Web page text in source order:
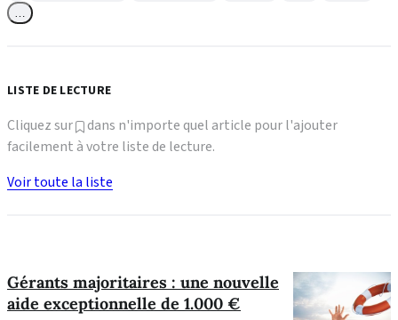
Gérants majoritaires : une nouvelle
aide exceptionnelle de 1.000 €
LISTE DE LECTURE
Cliquez sur
dans n'importe quel article pour l'ajouter
facilement à votre liste de lecture.
Voir toute la liste